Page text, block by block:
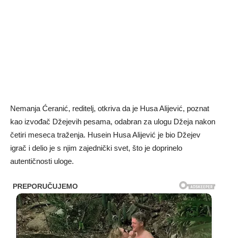
Nemanja Ćeranić, reditelj, otkriva da je Husa Alijević, poznat
kao izvođač Džejevih pesama, odabran za ulogu Džeja nakon
četiri meseca traženja. Husein Husa Alijević je bio Džejev
igrač i delio je s njim zajednički svet, što je doprinelo
autentičnosti uloge.